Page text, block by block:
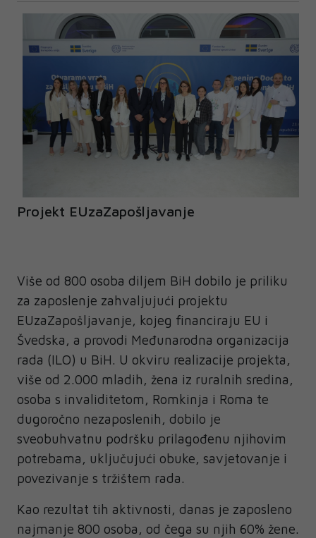
Projekt EUzaZapošljavanje
Više od 800 osoba diljem BiH dobilo je priliku
za zaposlenje zahvaljujući projektu
EUzaZapošljavanje, kojeg financiraju EU i
Švedska, a provodi Međunarodna organizacija
rada (ILO) u BiH. U okviru realizacije projekta,
više od 2.000 mladih, žena iz ruralnih sredina,
osoba s invaliditetom, Romkinja i Roma te
dugoročno nezaposlenih, dobilo je
sveobuhvatnu podršku prilagođenu njihovim
potrebama, uključujući obuke, savjetovanje i
povezivanje s tržištem rada.
Kao rezultat tih aktivnosti, danas je zaposleno
najmanje 800 osoba, od čega su njih 60% žene.